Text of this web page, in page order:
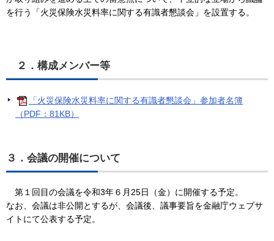
を行う「火災保険水災料率に関する有識者懇談会」を設置する。
２．構成メンバー等
「火災保険水災料率に関する有識者懇談会」参加者名簿
（PDF：81KB）
３．会議の開催について
第１回目の会議を令和3年６月25日（金）に開催する予定。
なお、会議は非公開とするが、会議後、議事要旨を金融庁ウェブサ
イトにて公表する予定。